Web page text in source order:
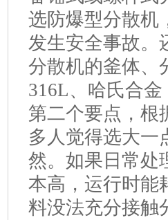
选防爆型分散机
发生安全事故。
分散机的釜体、
316L、哈氏合
第二个要点，根
多人觉得选大一
然。如果日常处
本高，运行时
料没法充分接触